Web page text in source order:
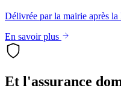
Délivrée par la mairie après
En savoir plus
Et l'assurance